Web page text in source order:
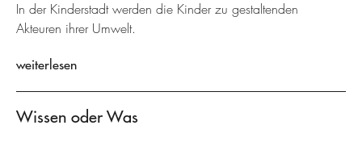
In der Kinderstadt werden die Kinder zu gestaltenden
Akteuren ihrer Umwelt.
weiterlesen
Wissen oder Was